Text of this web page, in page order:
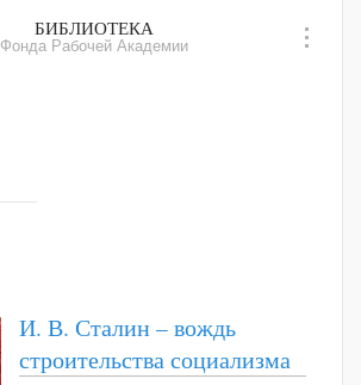
БИБЛИОТЕКА
Фонда Рабочей Академии
И. В. Сталин – вождь
строительства социализма